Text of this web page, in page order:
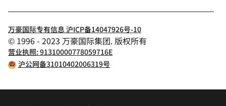
万豪国际专有信息 沪ICP备14047926号-10
© 1996 - 2023 万豪国际集团. 版权所有
营业执照: 91310000778059716E
沪公网备31010402006319号